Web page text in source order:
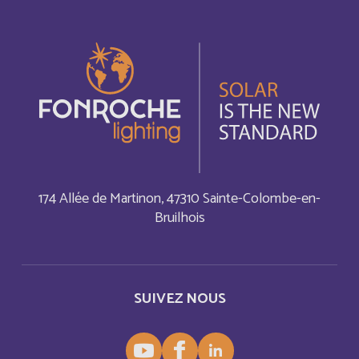
SUIVEZ NOUS
174 Allée de Martinon, 47310 Sainte-Colombe-en-
Bruilhois
Anglais
Français
Autriche Deutsch